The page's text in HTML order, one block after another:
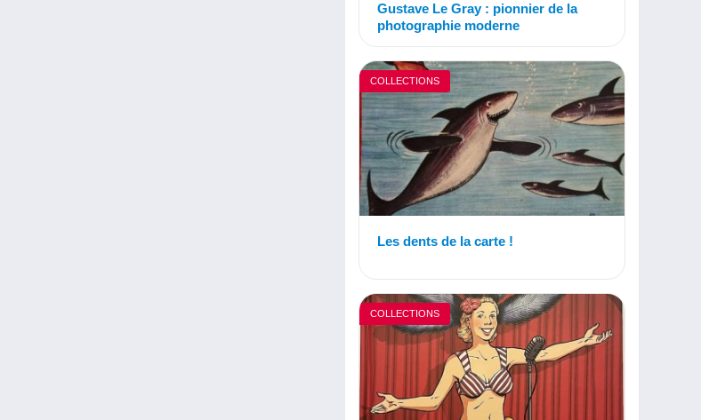
Gustave Le Gray : pionnier de la
photographie moderne
COLLECTIONS
Les dents de la carte !
COLLECTIONS